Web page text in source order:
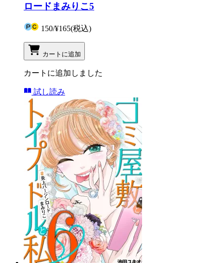
ロードまみりこ5
150/¥165(税込)
カートに追加
カートに追加しました
試し読み